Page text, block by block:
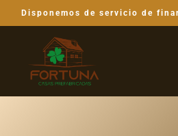
Disponemos de servicio de